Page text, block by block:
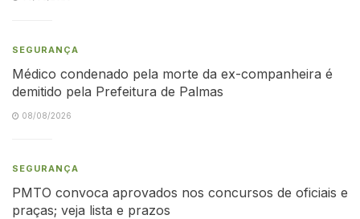
SEGURANÇA
Médico condenado pela morte da ex-companheira é
demitido pela Prefeitura de Palmas
08/08/2026
SEGURANÇA
PMTO convoca aprovados nos concursos de oficiais e
praças; veja lista e prazos